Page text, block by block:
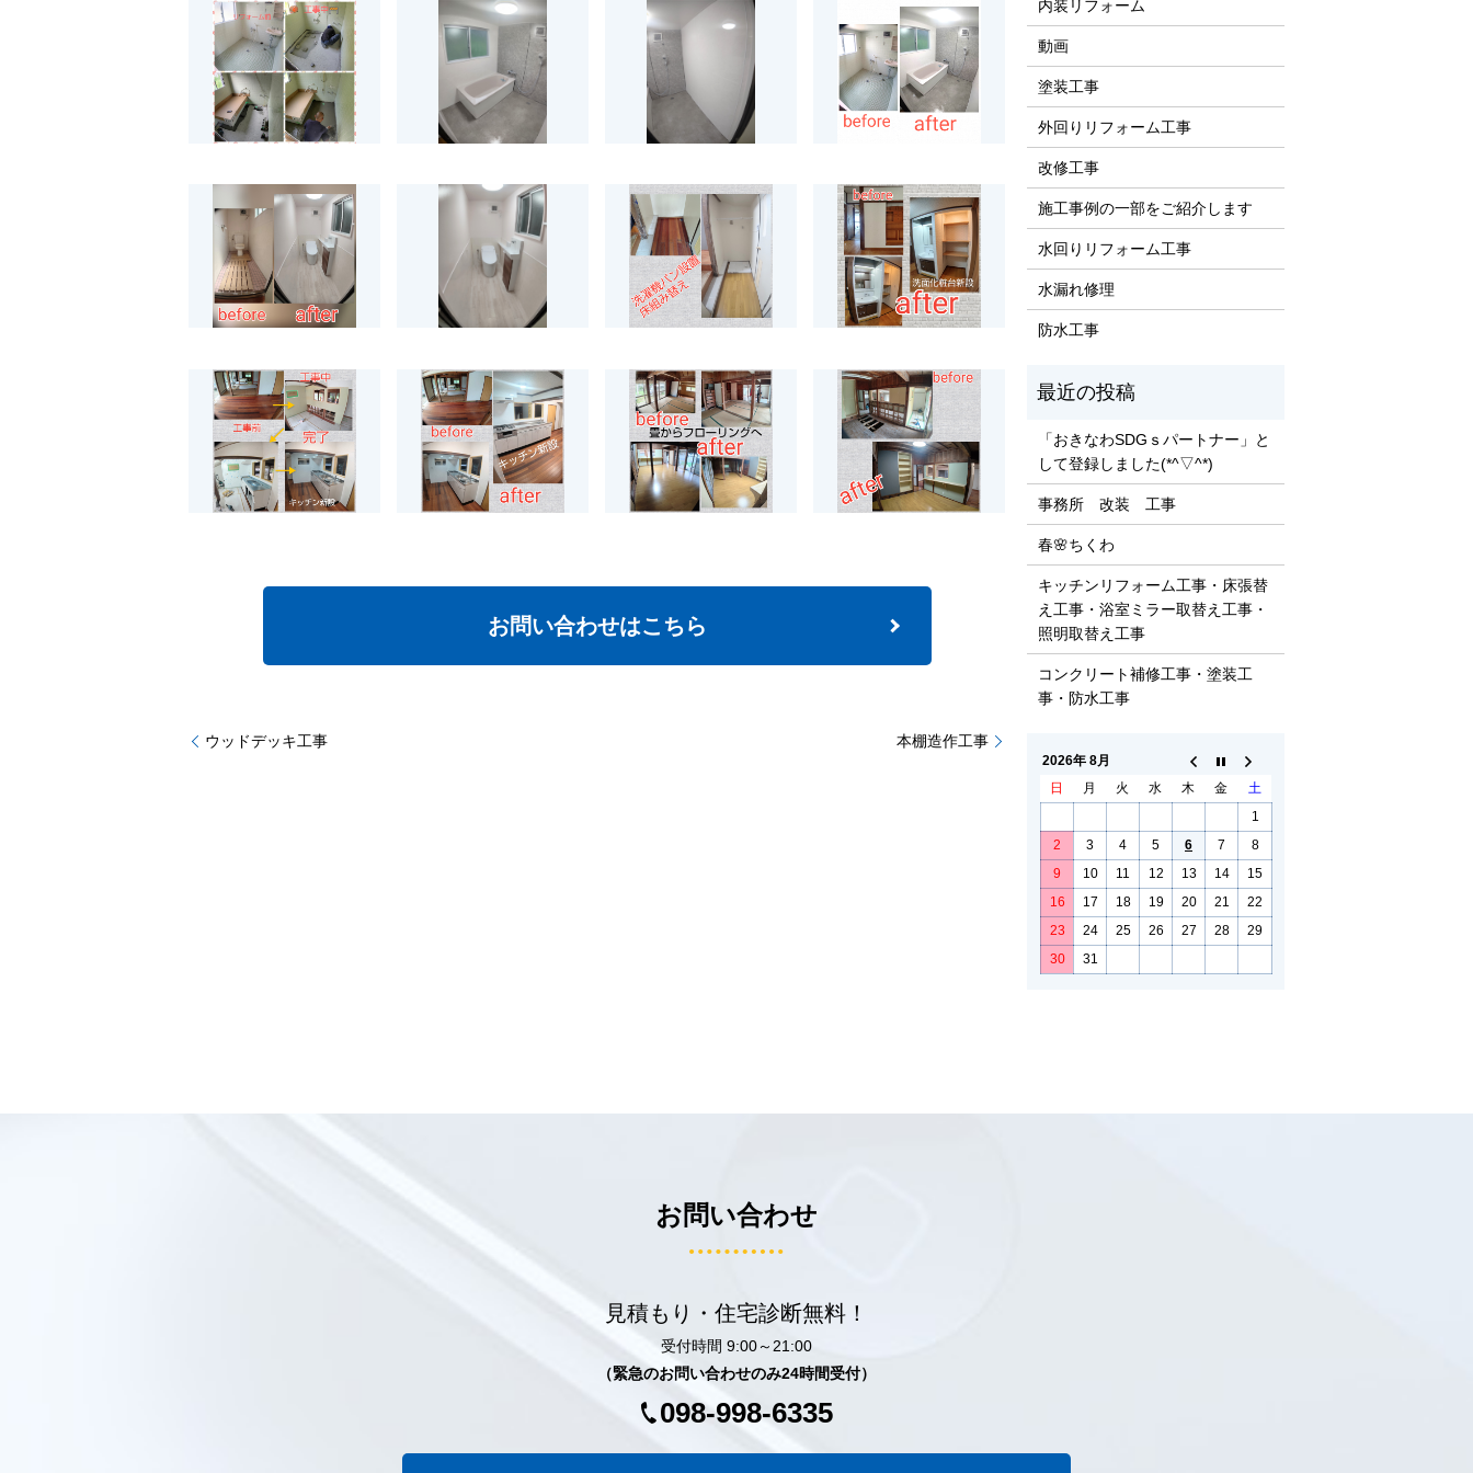
お問い合わせはこちら
ウッドデッキ工事 本棚造作工事
内装リフォーム
動画
塗装工事
外回りリフォーム工事
改修工事
施工事例の一部をご紹介します
水回りリフォーム工事
水漏れ修理
防水工事
「おきなわSDGｓパートナー」と
して登録しました(*^▽^*)
事務所 改装 工事
春🌸ちくわ
キッチンリフォーム工事・床張替
え工事・浴室ミラー取替え工事・
照明取替え工事
コンクリート補修工事・塗装工
事・防水工事
2026年 8月
日
月 火 水 木 金
土
1
2
3 4 5 6 7
8
9
10 11 12 13 14
15
16
17 18 19 20 21
22
23
24 25 26 27 28
29
30
31
お問い合わせ
見積もり・住宅診断無料！
受付時間 9:00～21:00
（緊急のお問い合わせのみ24時間受付）
098-998-6335